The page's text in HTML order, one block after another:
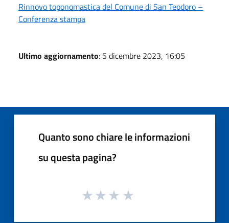
Rinnovo toponomastica del Comune di San Teodoro –
Conferenza stampa
Ultimo aggiornamento: 5 dicembre 2023, 16:05
Quanto sono chiare le informazioni
su questa pagina?